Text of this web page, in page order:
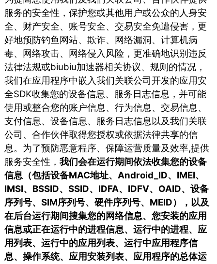
服务的安全性，保护您或其他用户或公众的人身安
全、财产安全、账号安全、交易安全免遭侵害，更
好地预防钓鱼网站、欺诈、网络漏洞、计算机病
毒、网络攻击、网络侵入风险，更准确地识别违反
法律法规或biubiu加速器相关协议、规则的情况，
我们在应用程序中嵌入我们关联公司开发的应用安
全SDK收集您的设备信息、服务日志信息，并可能
使用或整合您的账户信息、行为信息、交易信息、
支付信息、设备信息、服务日志信息以及我们关联
公司、合作伙伴取得您授权或依据法律共享的信
息。为了预防恶意程序、保障运营质量及效率,提供
服务安全性，我们会在运行期间依法收集您的设备
信息（包括设备MAC地址、Android_ID、IMEI、
IMSI、BSSID、SSID、IDFA、IDFV、OAID、设备
序列号、SIM序列号、硬件序列号、MEID），以及
在后台运行期间搜集您的网络信息、您安装的应用
信息或正在运行中的进程信息、运行中的进程、应
用列表、运行中的应用列表、运行中应用程序信
息、操作系统、应用安装列表、应用程序的总体运